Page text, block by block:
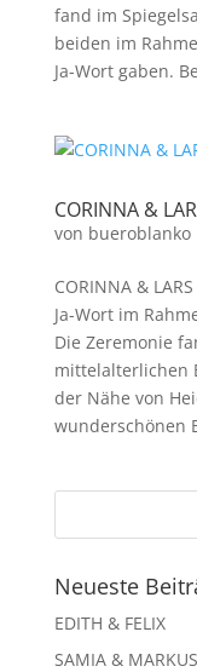
fand im
beiden im
Ja-Wort gaben.
CORINNA &
von bueroblanko
CORINNA &
Ja-Wort im
Die Zeremonie
mittelalterlichen
der Nähe von
wunderschönen
Neueste
EDITH & FELIX
SAMIA & MARKUS